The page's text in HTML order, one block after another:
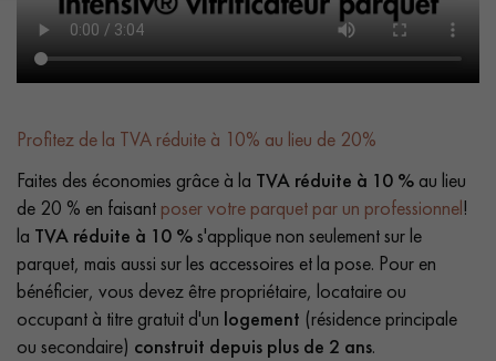
Profitez de la TVA réduite à 10% au lieu de 20%
Faites des économies grâce à la TVA réduite à 10 % au lieu
de 20 % en faisant poser votre parquet par un professionnel!
la TVA réduite à 10 %s'applique non seulement sur le
parquet, mais aussi sur les accessoires et la pose. Pour en
bénéficier, vous devez être propriétaire, locataire ou
occupant à titre gratuit d'un logement (résidence principale
ou secondaire) construit depuis plus de 2 ans.